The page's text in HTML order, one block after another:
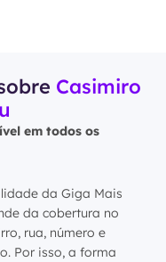
Casimiro
em todos os
da Giga Mais
da cobertura no
rua, número e
Por isso, a forma